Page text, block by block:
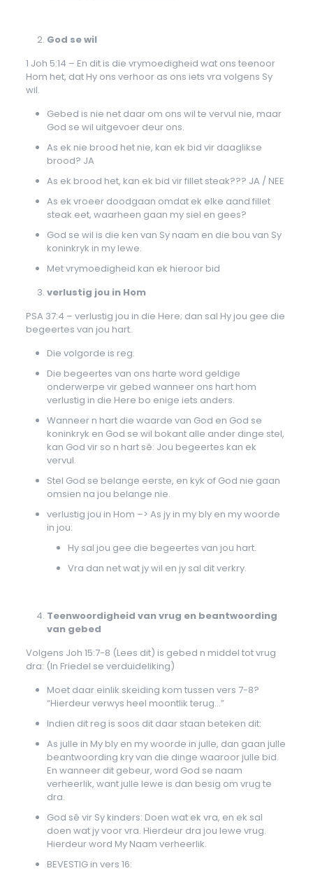
God se wil
1 Joh 5:14 – En dit is die vrymoedigheid wat ons teenoor
Hom het, dat Hy ons verhoor as ons iets vra volgens Sy
wil.
Gebed is nie net daar om ons wil te vervul nie, maar
God se wil uitgevoer deur ons.
As ek nie brood het nie, kan ek bid vir daaglikse
brood? JA
As ek brood het, kan ek bid vir fillet steak??? JA / NEE
As ek vroeer doodgaan omdat ek elke aand fillet
steak eet, waarheen gaan my siel en gees?
God se wil is die ken van Sy naam en die bou van Sy
koninkryk in my lewe.
Met vrymoedigheid kan ek hieroor bid
verlustig jou in Hom
PSA 37:4 – verlustig jou in die Here; dan sal Hy jou gee die
begeertes van jou hart.
Die volgorde is reg.
Die begeertes van ons harte word geldige
onderwerpe vir gebed wanneer ons hart hom
verlustig in die Here bo enige iets anders.
Wanneer n hart die waarde van God en God se
koninkryk en God se wil bokant alle ander dinge stel,
kan God vir so n hart sê: Jou begeertes kan ek
vervul.
Stel God se belange eerste, en kyk of God nie gaan
omsien na jou belange nie.
verlustig jou in Hom –> As jy in my bly en my woorde
in jou:
Hy sal jou gee die begeertes van jou hart.
Vra dan net wat jy wil en jy sal dit verkry.
Teenwoordigheid van vrug en beantwoording
van gebed
Volgens Joh 15:7-8 (Lees dit) is gebed n middel tot vrug
dra: (In Friedel se verduideliking)
Moet daar einlik skeiding kom tussen vers 7-8?
“Hierdeur verwys heel moontlik terug…”
Indien dit reg is soos dit daar staan beteken dit:
As julle in My bly en my woorde in julle, dan gaan julle
beantwoording kry van die dinge waaroor julle bid.
En wanneer dit gebeur, word God se naam
verheerlik, want julle lewe is dan besig om vrug te
dra.
God sê vir Sy kinders: Doen wat ek vra, en ek sal
doen wat jy voor vra. Hierdeur dra jou lewe vrug.
Hierdeur word My Naam verheerlik.
BEVESTIG in vers 16: